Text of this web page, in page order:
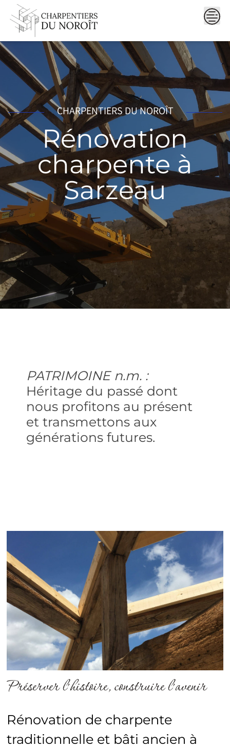
content
CHARPENTIERS DU NOROÎT
Rénovation
charpente à
Sarzeau
PATRIMOINE n.m. :
Héritage du passé dont
nous profitons au présent
et transmettons aux
générations futures.
Préserver l’histoire, construire l’avenir
Rénovation de charpente
traditionnelle et bâti ancien à